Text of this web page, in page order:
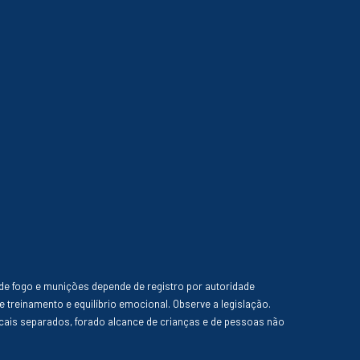
fogo e munições depende de registro por autoridade
treinamento e equilíbrio emocional. Observe a legislação.
separados, forado alcance de crianças e de pessoas não